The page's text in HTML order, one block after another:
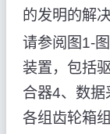
的发明的解
请参阅图1-
装置，包括
合器4、数据
各组齿轮箱